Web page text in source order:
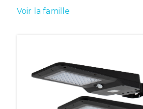
Voir la famille